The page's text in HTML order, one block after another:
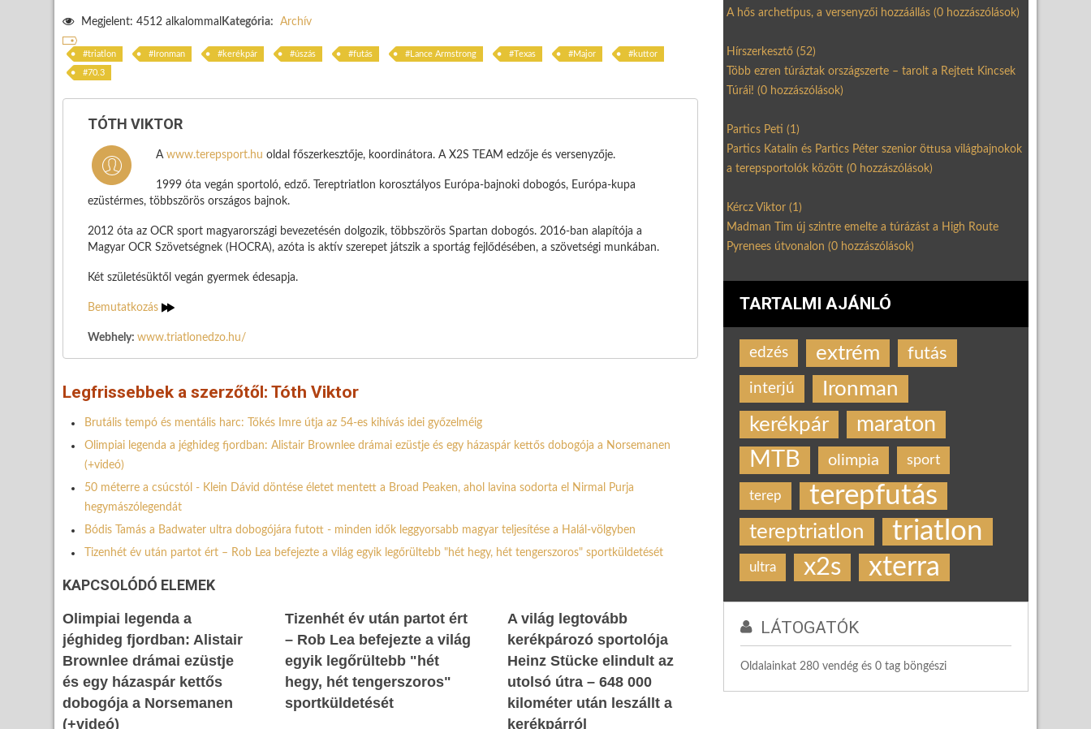
Megjelent: 4512 alkalommal Kategória: Archív
triatlon Ironman kerékpár úszás futás Lance Armstrong Texas Major kuttor
70.3
TÓTH VIKTOR
A www.terepsport.hu oldal főszerkesztője, koordinátora. A X2S TEAM edzője és versenyzője.
1999 óta vegán sportoló, edző. Tereptriatlon korosztályos Európa-bajnoki dobogós, Európa-kupa
ezüstérmes, többszörös országos bajnok.
2012 óta az OCR sport magyarországi bevezetésén dolgozik, többszörös Spartan dobogós. 2016-ban alapítója a
Magyar OCR Szövetségnek (HOCRA), azóta is aktív szerepet játszik a sportág fejlődésében, a szövetségi munkában.
Két születésüktől vegán gyermek édesapja.
Bemutatkozás
Webhely: www.triatlonedzo.hu/
Legfrissebbek a szerzőtől: Tóth Viktor
Brutális tempó és mentális harc: Tőkés Imre útja az 54-es kihívás idei győzelméig
Olimpiai legenda a jéghideg fjordban: Alistair Brownlee drámai ezüstje és egy házaspár kettős dobogója a Norsemanen
(+videó)
50 méterre a csúcstól - Klein Dávid döntése életet mentett a Broad Peaken, ahol lavina sodorta el Nirmal Purja
hegymászólegendát
Bódis Tamás a Badwater ultra dobogójára futott - minden idők leggyorsabb magyar teljesítése a Halál-völgyben
Tizenhét év után partot ért – Rob Lea befejezte a világ egyik legőrültebb "hét hegy, hét tengerszoros" sportküldetését
KAPCSOLÓDÓ ELEMEK
Olimpiai legenda a
jéghideg fjordban: Alistair
Brownlee drámai ezüstje
és egy házaspár kettős
dobogója a Norsemanen
(+videó)
Tizenhét év után partot ért
– Rob Lea befejezte a világ
egyik legőrültebb "hét
hegy, hét tengerszoros"
sportküldetését
A világ legtovább
kerékpározó sportolója
Heinz Stücke elindult az
utolsó útra – 648 000
kilométer után leszállt a
kerékpárról
A hős archetípus, a versenyzői hozzáállás (0 hozzászólások)
Hírszerkesztő (52)
Több ezren túráztak országszerte – tarolt a Rejtett Kincsek
Túrái! (0 hozzászólások)
Partics Peti (1)
Partics Katalin és Partics Péter szenior öttusa világbajnokok
a terepsportolók között (0 hozzászólások)
Kércz Viktor (1)
Madman Tim új szintre emelte a túrázást a High Route
Pyrenees útvonalon (0 hozzászólások)
TARTALMI AJÁNLÓ
edzés extrém futás
interjú
Ironman
kerékpár
maraton
MTB olimpia sport
terep terepfutás
tereptriatlon triatlon
ultra x2s xterra
LÁTOGATÓK
Oldalainkat 280 vendég és 0 tag böngészi